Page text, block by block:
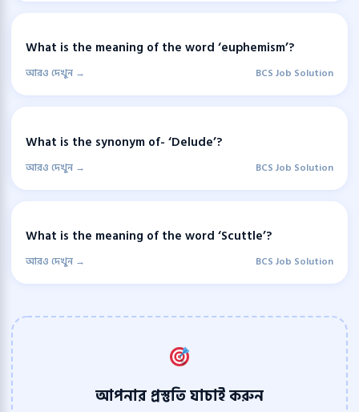
What is the meaning of the word ‘euphemism’?
আরও দেখুন → BCS Job Solution
What is the synonym of- ‘Delude’?
আরও দেখুন → BCS Job Solution
What is the meaning of the word ‘Scuttle’?
আরও দেখুন → BCS Job Solution
আপনার প্রস্তুতি যাচাই করুন